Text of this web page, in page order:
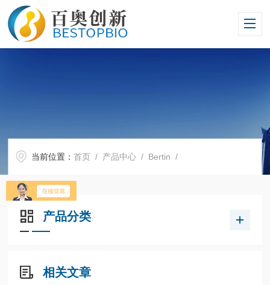
当前位置：首页 / 产品中心 / Bertin /
产品分类
相关文章